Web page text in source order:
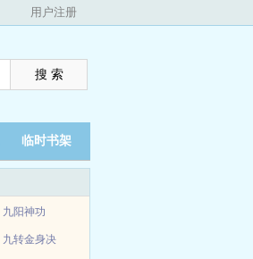
用户注册
临时书架
九阳神功
九转金身决